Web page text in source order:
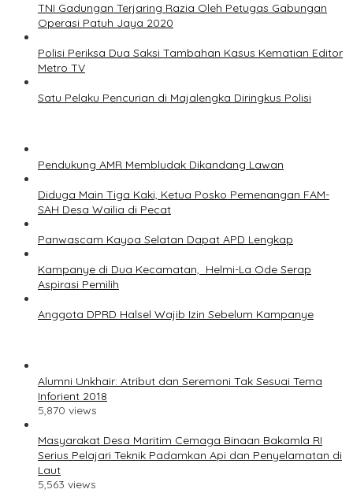
TNI Gadungan Terjaring Razia Oleh Petugas Gabungan
Operasi Patuh Jaya 2020
Polisi Periksa Dua Saksi Tambahan Kasus Kematian Editor
Metro TV
Satu Pelaku Pencurian di Majalengka Diringkus Polisi
Pendukung AMR Membludak Dikandang Lawan
Diduga Main Tiga Kaki, Ketua Posko Pemenangan FAM-
SAH Desa Wailia di Pecat
Panwascam Kayoa Selatan Dapat APD Lengkap
Kampanye di Dua Kecamatan, Helmi-La Ode Serap
Aspirasi Pemilih
Anggota DPRD Halsel Wajib Izin Sebelum Kampanye
Alumni Unkhair: Atribut dan Seremoni Tak Sesuai Tema
Inforient 2018
5,870 views
Masyarakat Desa Maritim Cemaga Binaan Bakamla RI
Serius Pelajari Teknik Padamkan Api dan Penyelamatan di
Laut
5,563 views